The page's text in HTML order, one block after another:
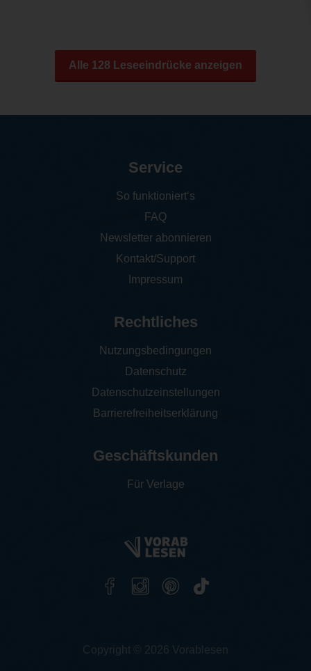
Alle 128 Leseeindrücke anzeigen
Service
So funktioniert‘s
FAQ
Newsletter abonnieren
Kontakt/Support
Impressum
Rechtliches
Nutzungsbedingungen
Datenschutz
Datenschutzeinstellungen
Barrierefreiheitserklärung
Geschäftskunden
Für Verlage
Copyright © 2026 Vorablesen